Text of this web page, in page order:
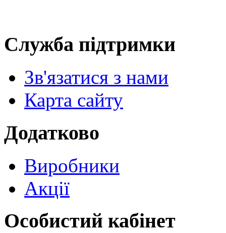
Служба підтримки
Зв'язатися з нами
Карта сайту
Додатково
Виробники
Акції
Особистий кабінет